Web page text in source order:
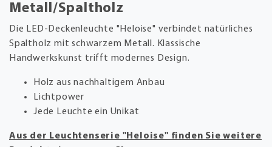
Metall/Spaltholz
Die LED-Deckenleuchte "Heloise" verbindet natürliches
Spaltholz mit schwarzem Metall. Klassische
Handwerkskunst trifft modernes Design.
Holz aus nachhaltigem Anbau
Lichtpower
Jede Leuchte ein Unikat
Aus der Leuchtenserie "Heloise" finden Sie weitere